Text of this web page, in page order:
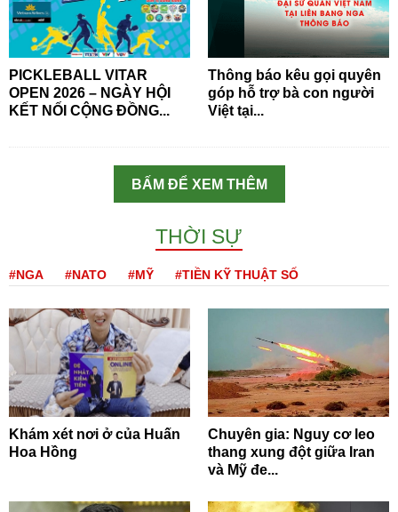
PICKLEBALL VITAR
OPEN 2026 – NGÀY HỘI
KẾT NỐI CỘNG ĐỒNG...
Thông báo kêu gọi quyên
góp hỗ trợ bà con người
Việt tại...
BẤM ĐỂ XEM THÊM
THỜI SỰ
#NGA #NATO #MỸ #TIỀN KỸ THUẬT SỐ
Khám xét nơi ở của Huấn
Hoa Hồng
Chuyên gia: Nguy cơ leo
thang xung đột giữa Iran
và Mỹ đe...